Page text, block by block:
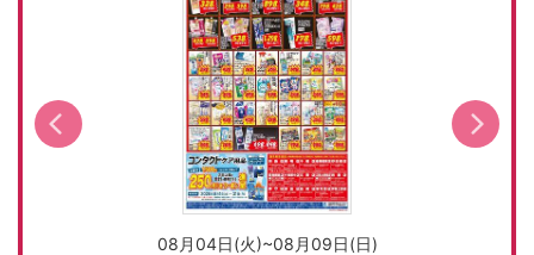
08月04日(火)~08月09日(日)